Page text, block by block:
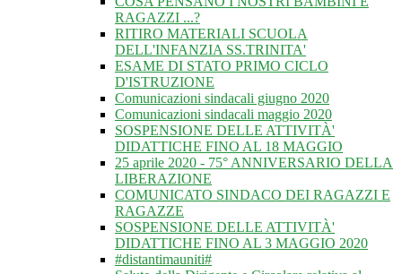
RAGAZZI ...?
RITIRO MATERIALI SCUOLA
DELL'INFANZIA SS.TRINITA'
ESAME DI STATO PRIMO CICLO
D'ISTRUZIONE
Comunicazioni sindacali giugno 2020
Comunicazioni sindacali maggio 2020
SOSPENSIONE DELLE ATTIVITÀ'
DIDATTICHE FINO AL 18 MAGGIO
25 aprile 2020 - 75° ANNIVERSARIO DELLA
LIBERAZIONE
COMUNICATO SINDACO DEI RAGAZZI E
RAGAZZE
SOSPENSIONE DELLE ATTIVITÀ'
DIDATTICHE FINO AL 3 MAGGIO 2020
#distantimauniti#